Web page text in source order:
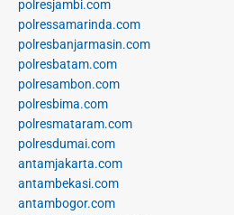
polresjambi.com
polressamarinda.com
polresbanjarmasin.com
polresbatam.com
polresambon.com
polresbima.com
polresmataram.com
polresdumai.com
antamjakarta.com
antambekasi.com
antambogor.com